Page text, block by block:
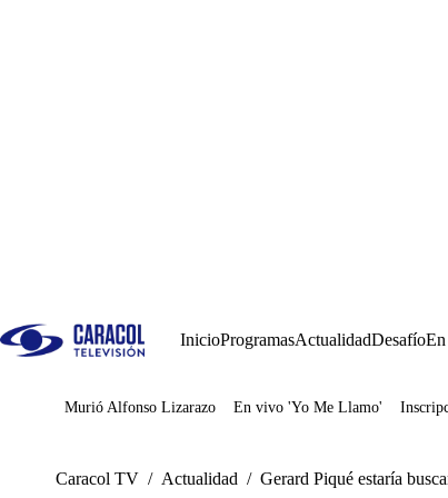
InicioProgramasActualidadDesafío
Juegos
Murió Alfonso Lizarazo En vivo 'Yo Me Llamo'
Caracol TV / Actualidad / Gerard Piqué estaría